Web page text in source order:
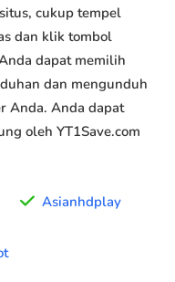
cukup tempel
dan klik tombol
dapat memilih
dan mengunduh
Anda. Anda dapat
oleh YT1Save.com
Asianhdplay